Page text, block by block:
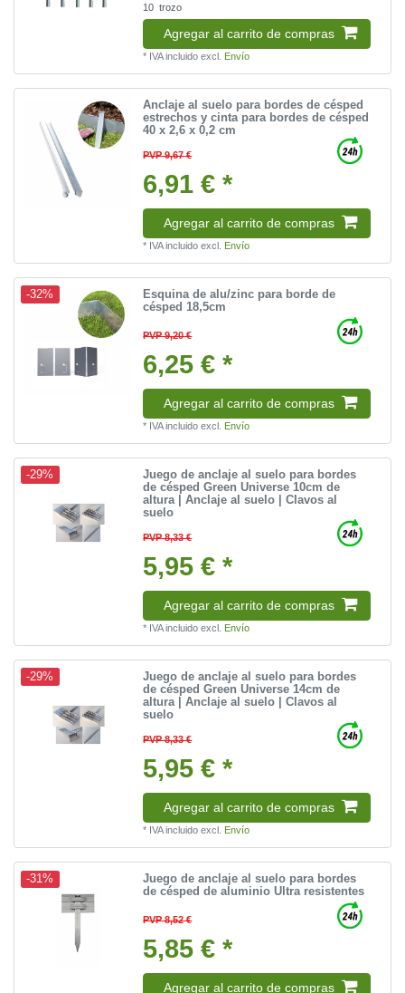
10 trozo
Agregar al carrito de compras
* IVA incluido excl. Envío
Anclaje al suelo para bordes de césped
estrechos y cinta para bordes de césped
40 x 2,6 x 0,2 cm
PVP 9,67 €
6,91 € *
Agregar al carrito de compras
* IVA incluido excl. Envío
-32%
Esquina de alu/zinc para borde de
césped 18,5cm
PVP 9,20 €
6,25 € *
Agregar al carrito de compras
* IVA incluido excl. Envío
-29%
Juego de anclaje al suelo para bordes
de césped Green Universe 10cm de
altura | Anclaje al suelo | Clavos al
suelo
PVP 8,33 €
5,95 € *
Agregar al carrito de compras
* IVA incluido excl. Envío
-29%
Juego de anclaje al suelo para bordes
de césped Green Universe 14cm de
altura | Anclaje al suelo | Clavos al
suelo
PVP 8,33 €
5,95 € *
Agregar al carrito de compras
* IVA incluido excl. Envío
-31%
Juego de anclaje al suelo para bordes
de césped de aluminio Ultra resistentes
PVP 8,52 €
5,85 € *
Agregar al carrito de compras